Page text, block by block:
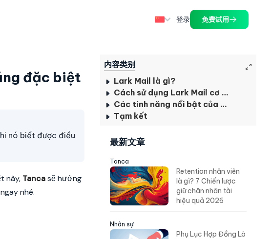
登录 免费试用
đặc biệt
nó biết được điều
này, Tancasẽ hướng
nhé.
内容类别
Lark Mail là gì?
Cách sử dụng Lark Mail cơ bản
Các tính năng nổi bật của Lark Mail
Tạm kết
最新文章
Tanca
Retention nhân viên
là gì? 7 Chiến lược
giữ chân nhân tài
hiệu quả 2026
Nhân sự
Phụ Lục Hợp Đồng Là